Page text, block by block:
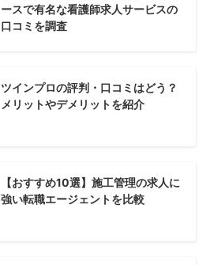
ースで有名な看護師求人サービスの
口コミを調査
ツインプロの評判・口コミはどう？
メリットやデメリットを紹介
【おすすめ10選】施工管理の求人に
強い転職エージェントを比較